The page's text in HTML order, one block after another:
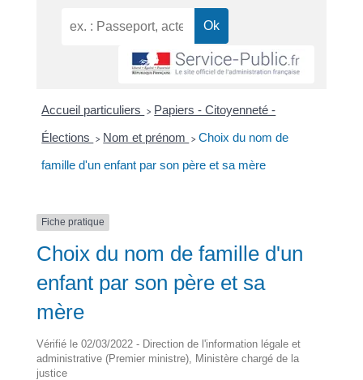
Accueil particuliers > Papiers - Citoyenneté -
Élections > Nom et prénom > Choix du nom de
famille d'un enfant par son père et sa mère
Fiche pratique
Choix du nom de famille d'un
enfant par son père et sa
mère
Vérifié le 02/03/2022 - Direction de l'information légale et
administrative (Premier ministre), Ministère chargé de la
justice